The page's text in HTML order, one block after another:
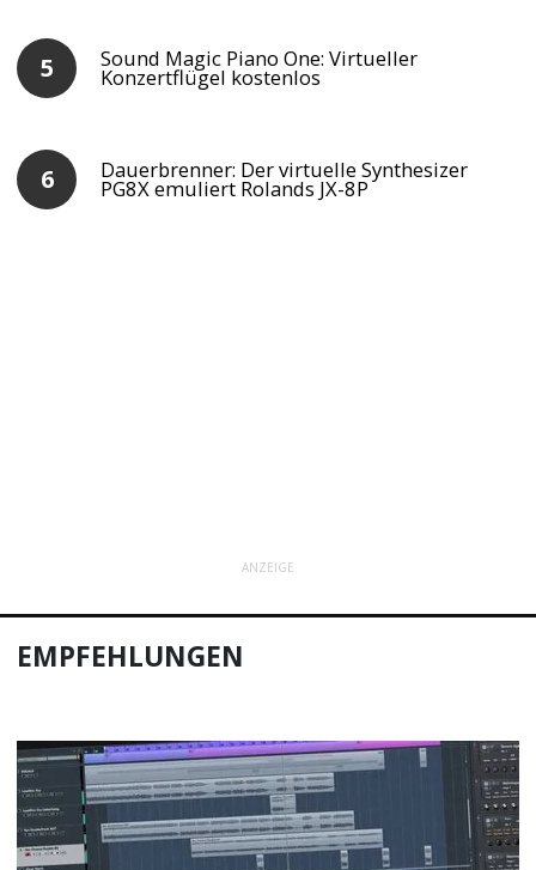
Sound Magic Piano One: Virtueller
Konzertflügel kostenlos
Dauerbrenner: Der virtuelle Synthesizer
PG8X emuliert Rolands JX-8P
ANZEIGE
EMPFEHLUNGEN